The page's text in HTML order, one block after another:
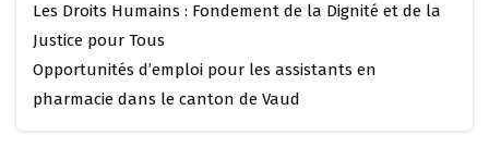
Les Droits Humains : Fondement de la Dignité et de la
Justice pour Tous
Opportunités d’emploi pour les assistants en
pharmacie dans le canton de Vaud